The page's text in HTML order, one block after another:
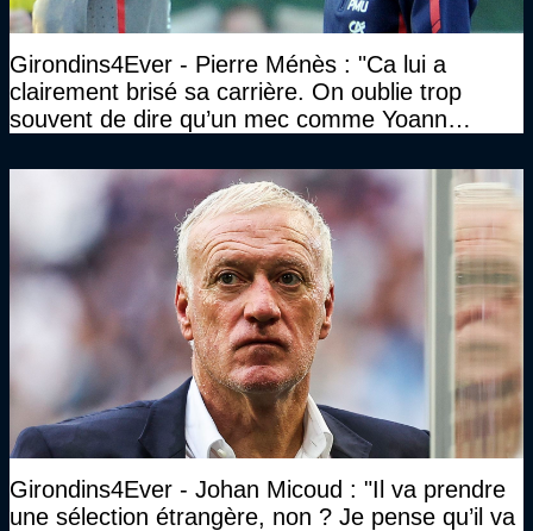
Girondins4Ever - Pierre Ménès : "Ca lui a
clairement brisé sa carrière. On oublie trop
souvent de dire qu’un mec comme Yoann
Girondins4Ever - Johan Micoud : "Il va prendre
une sélection étrangère, non ? Je pense qu’il va